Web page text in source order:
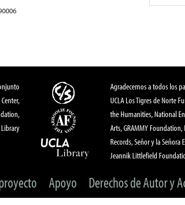
Agradecemos a todos los
UCLA Los Tigres de Norte
the Humanities, National
Arts, GRAMMY
Records, Señor y la
Jeannik Littlefield
Apoyo Derechos de Autor y